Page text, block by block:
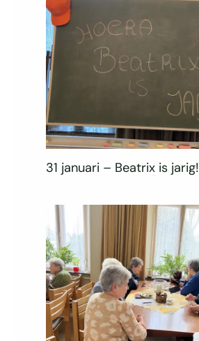
31 januari – Beatrix is jarig!